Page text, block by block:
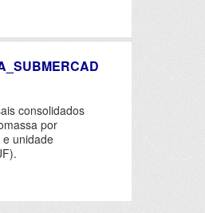
consolidados
por
unidade